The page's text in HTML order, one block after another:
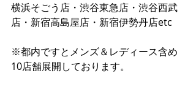
横浜そごう店・渋谷東急店・渋谷西武
店・新宿高島屋店・新宿伊勢丹店etc
※都内ですとメンズ＆レディース含め
10店舗展開しております。